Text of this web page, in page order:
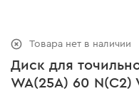
Диск для
WA(25A) 60 N(C2)
Товара нет в наличии